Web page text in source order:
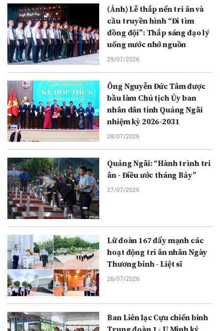
(Ảnh) Lễ thắp nến tri ân và
cầu truyền hình “Đi tìm
đồng đội”: Thắp sáng đạo lý
uống nước nhớ nguồn
29/07/2026
Ông Nguyễn Đức Tâm được
bầu làm Chủ tịch Ủy ban
nhân dân tỉnh Quảng Ngãi
nhiệm kỳ 2026-2031
28/07/2026
Quảng Ngãi: “Hành trình tri
ân - Điều ước tháng Bảy”
27/07/2026
Lữ đoàn 167 đẩy mạnh các
hoạt động tri ân nhân Ngày
Thương binh - Liệt sĩ
26/07/2026
Ban Liên lạc Cựu chiến binh